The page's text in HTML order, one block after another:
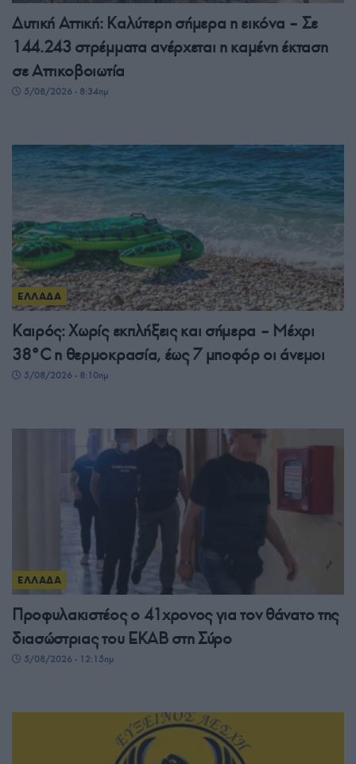
Δυτική Αττική: Καλύτερη σήμερα η εικόνα – Σε
144.243 στρέμματα ανέρχεται η καμένη έκταση
σε Αττικοβοιωτία
5/08/2026 - 8:34πμ
ΕΛΛΑΔΑ
Καιρός: Χωρίς εκπλήξεις και σήμερα – Μέχρι
38°C η θερμοκρασία, έως 7 μποφόρ οι άνεμοι
5/08/2026 - 8:10πμ
ΕΛΛΑΔΑ
Προφυλακιστέος ο 41χρονος για τον θάνατο της
διασώστριας του ΕΚΑΒ στη Σύρο
5/08/2026 - 12:15πμ